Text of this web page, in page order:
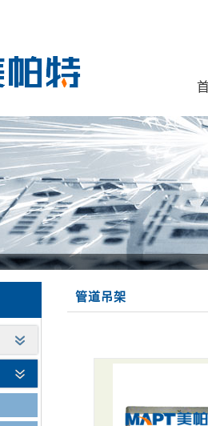
管道吊架